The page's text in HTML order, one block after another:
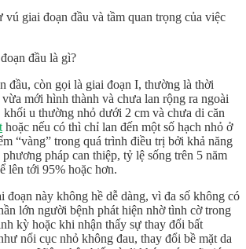
vú giai đoạn đầu và tầm quan trọng của việc
đầu là gì?
đầu, còn gọi là giai đoạn I, thường là thời
mới hình thành và chưa lan rộng ra ngoài
khối u thường nhỏ dưới 2 cm và chưa di căn
hoặc nếu có thì chỉ lan đến một số hạch nhỏ ở
“vàng” trong quá trình điều trị bởi khả năng
pháp can thiệp, tỷ lệ sống trên 5 năm
lên tới 95% hoặc hơn.
đoạn này không hề dễ dàng, vì đa số không có
lớn người bệnh phát hiện nhờ tình cờ trong
kỳ hoặc khi nhận thấy sự thay đổi bất
nổi cục nhỏ không đau, thay đổi bề mặt da